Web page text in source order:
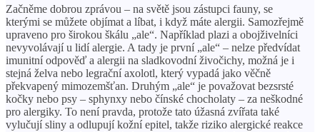
Začněme dobrou zprávou – na světě jsou zástupci fauny, se
kterými se můžete objímat a líbat, i když máte alergii. Samozřejmě
upraveno pro širokou škálu „ale“. Například plazi a obojživelníci
nevyvolávají u lidí alergie. A tady je první „ale“ – nelze předvídat
imunitní odpověď a alergii na sladkovodní živočichy, možná je i
stejná želva nebo legrační axolotl, který vypadá jako věčně
překvapený mimozemšťan. Druhým „ale“ je považovat bezsrsté
kočky nebo psy – sphynxy nebo čínské chocholaty – za neškodné
pro alergiky. To není pravda, protože tato úžasná zvířata také
vylučují sliny a odlupují kožní epitel, takže riziko alergické reakce